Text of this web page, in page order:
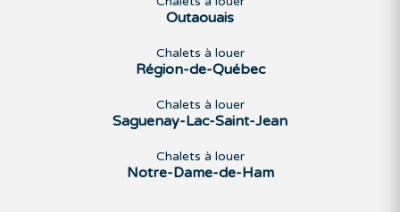
Outaouais
Chalets à louer
Région-de-Québec
Chalets à louer
Saguenay-Lac-Saint-Jean
Chalets à louer
Notre-Dame-de-Ham